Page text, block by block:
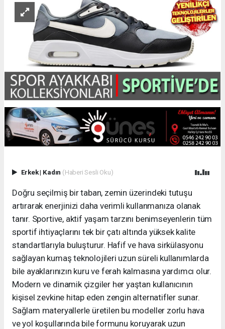
Erkek| Kadın (Haberi Sesli Oku)
Doğru seçilmiş bir taban, zemin üzerindeki tutuşu
artırarak enerjinizi daha verimli kullanmanıza olanak
tanır. Sportive, aktif yaşam tarzını benimseyenlerin tüm
sportif ihtiyaçlarını tek bir çatı altında yüksek kalite
standartlarıyla buluşturur. Hafif ve hava sirkülasyonu
sağlayan kumaş teknolojileri uzun süreli kullanımlarda
bile ayaklarınızın kuru ve ferah kalmasına yardımcı olur.
Modern ve dinamik çizgiler her yaştan kullanıcının
kişisel zevkine hitap eden zengin alternatifler sunar.
Sağlam materyallerle üretilen bu modeller zorlu hava
ve yol koşullarında bile formunu koruyarak uzun